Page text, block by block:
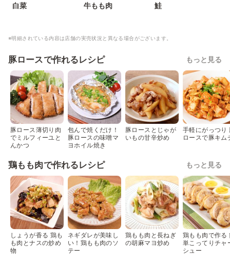
白菜 牛もも肉 鮭
※明細されている内容は店舗の実売状況と異なる場合がございます。
豚ロースで作れるレシピ もっと見る
豚ロース薄切り肉
でミルフィーユと
んかつ
包んで焼くだけ！
豚ロースの味噌マ
ヨホイル焼き
豚ロースとじゃが
いもの甘辛炒め
手軽にがっつり
ロースで豚キム
鶏もも肉で作れるレシピ もっと見る
しょうが香る 鶏も
も肉とナスの炒め
物
ネギダレが美味し
い！鶏もも肉のソ
テー
鶏もも肉と長ねぎ
の胡麻マヨ炒め
鶏もも肉で作る
単こってりチャ
シュー